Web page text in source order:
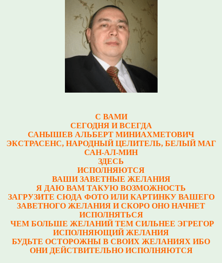
С ВАМИ
СЕГОДНЯ И ВСЕГДА
САНЫШЕВ АЛЬБЕРТ МИНИАХМЕТОВИЧ
ЭКСТРАСЕНС, НАРОДНЫЙ ЦЕЛИТЕЛЬ, БЕЛЫЙ МАГ
САН-АЛ-МИН
ЗДЕСЬ
ИСПОЛНЯЮТСЯ
ВАШИ ЗАВЕТНЫЕ ЖЕЛАНИЯ
Я ДАЮ ВАМ ТАКУЮ ВОЗМОЖНОСТЬ
ЗАГРУЗИТЕ СЮДА ФОТО ИЛИ КАРТИНКУ ВАШЕГО
ЗАВЕТНОГО ЖЕЛАНИЯ И СКОРО ОНО НАЧНЕТ
ИСПОЛНЯТЬСЯ
ЧЕМ БОЛЬШЕ ЖЕЛАНИЙ ТЕМ СИЛЬНЕЕ ЭГРЕГОР
ИСПОЛНЯЮЩИЙ ЖЕЛАНИЯ
БУДЬТЕ ОСТОРОЖНЫ В СВОИХ ЖЕЛАНИЯХ ИБО
ОНИ ДЕЙСТВИТЕЛЬНО ИСПОЛНЯЮТСЯ